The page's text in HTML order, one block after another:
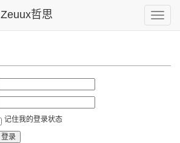
Toggle
Zeuux哲思
记住我的登录状态